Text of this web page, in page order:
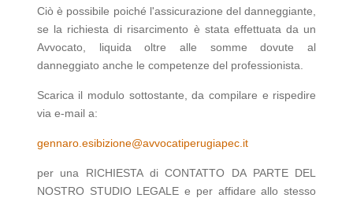
Ciò è possibile poiché l'assicurazione del danneggiante,
se la richiesta di risarcimento è stata effettuata da un
Avvocato, liquida oltre alle somme dovute al
danneggiato anche le competenze del professionista.
Scarica il modulo sottostante, da compilare e rispedire
via e-mail a:
gennaro.esibizione@avvocatiperugiapec.it
per una RICHIESTA di CONTATTO DA PARTE DEL
NOSTRO STUDIO LEGALE e per affidare allo stesso